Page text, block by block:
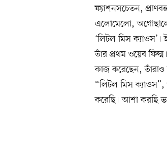
ফ্যাশনসচেতন,
এলোমেলো,
‘লিটল মিস ক্যাওস’।
তাঁর প্রথম ওয়েব
কাজ করেছেন,
“লিটল মিস ক্যাওস”,
করেছি। আশা করছি